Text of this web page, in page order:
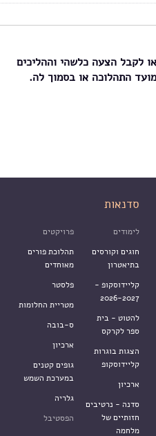
לקבל הצעה כלשהי וההליכים
התהלוכה או בסמוך לה.
סדנאות
לימודים
חוגים וקורסים
בתיאטרון
קליידוסקופ -
2026-2027
להטוט - בית
ספר לקרקס
הצגות בוגרות
קליידוסקופ
ארכיון
סדנה - נרטיבים
חזותיים של
מלחמה
פרויקטים
תהלוכת פורים
מאוחדים
פלסטר
מטריית החלומות
ס-בובה
ארכיון
גופים קטנים
במערכת השמש
גלריה
הפסטיבל